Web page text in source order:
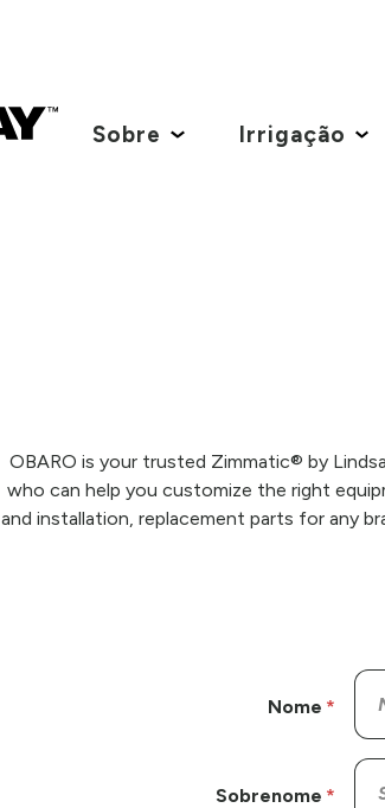
Sobre Irrigação
OBARO is your trusted Zimmatic® by
who can help you customize the right
and installation, replacement parts for any
Nome
Sobrenome